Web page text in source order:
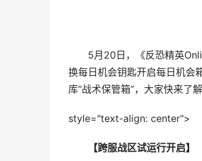
5月20日，《反恐精英
换每日机会钥匙开启每日机会
库“战术保管箱”，大家快来了解
style="text-align: center">
【跨服战区试运行开启】